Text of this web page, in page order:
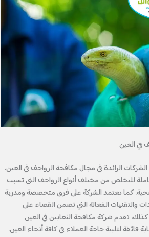
العين
الرائدة في مجال مكافحة الزواحف في العين،
للتخلص من مختلف أنواع الزواحف التي تسبب
كما تعتمد الشركة على فرق متخصصة ومدربة
الفعالة التي تضمن القضاء على
تقدم شركة مكافحة الثعابين في العين
فائقة لتلبية حاجة العملاء في كافة أنحاء العين.